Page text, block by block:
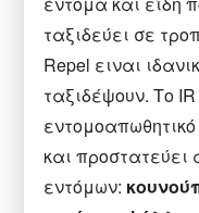
ταξιδεύει σε
Repel ειναι
ταξιδέψουν. Το
και
εντόμων: